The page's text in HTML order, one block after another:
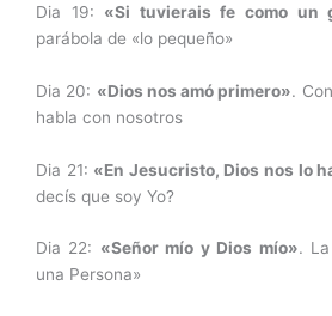
Dia 19: «Si tuvierais fe como un
parábola de «lo pequeño»
Dia 20: «Dios nos amó primero».
habla con nosotros
Dia 21: «En Jesucristo, Dios nos lo
decís que soy Yo?
Dia 22: «Señor mío y Dios mío».
una Persona»